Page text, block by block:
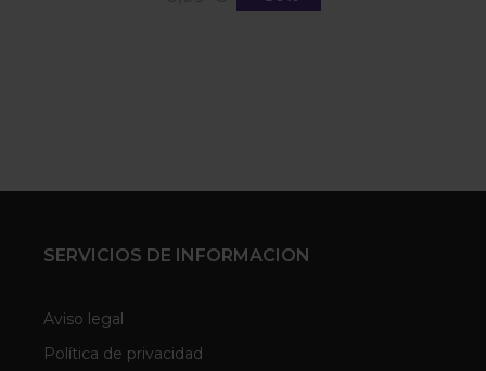
SERVICIOS DE INFORMACION
Aviso legal
Política de privacidad